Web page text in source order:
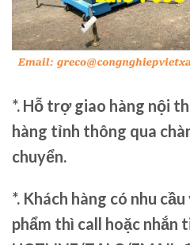
*. Hỗ trợ giao hàng nội
hàng tỉnh thông qua
chuyển.
*. Khách hàng có nhu
phẩm thì call hoặc nhắn